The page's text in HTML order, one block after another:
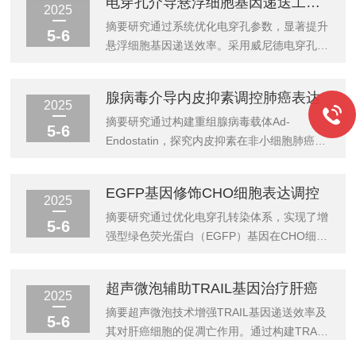
入技术。传统化学转化法受限于细胞壁结构障
碍（Peptidoglycan层厚度达25-30n...
需求、技术优势及典型应用场景三方面展开分
析：一、微生物基因导入仪的核心功能与技术
优势基因导入效率提升通过电穿孔、基因枪或
穿孔法为例，高压脉冲可在细胞膜上形成瞬时
纳米级孔道，使DNA分子直接进入细胞质，转
化效率较传统方法提升10倍以上，尤其适...
2025
5-6
摘要研究通过系统优化电穿孔参数，显著提升
悬浮细胞基因递送效率。采用威尼德电穿孔仪
后转染效率达92.3%，细胞活率85%，同时降
低试剂耗损量30%。结果表明，参数协同调控
可平衡递送效能与细胞损伤，为规模化基因治
递送，在CAR-T细胞改造、病毒载体生产等领
域应用广泛。然而，悬浮细胞因缺乏贴壁支
撑，对电穿孔参数敏感性显著高于...
2025
5-6
腺病毒介导内皮抑素调控肺癌表达
摘要研究通过构建重组腺病毒载体Ad-
Endostatin，探究内皮抑素在非小细胞肺癌
Westernblot及体内模型验证表达效果。结果
表明，Ad-Endostatin显著抑制肿瘤血管生成
（P引言肺癌是全球癌症致死率病因，其中血
作用低成为研究热点。然而，传统递送系统存
在表达不稳定、组织穿透性差等缺陷。腺病毒
载体凭借...
2025
5-6
EGFP基因修饰CHO细胞表达调控
摘要研究通过优化电穿孔转染体系，实现了增
强型绿色荧光蛋白（EGFP）基因在CHO细胞
以上，并通过分子杂交技术验证了基因整合稳
定性。实验结果表明，优化后的体系在保证细
胞存活率（90%）的同时，荧光信号强度较传
2025
5-6
超声微泡辅助TRAIL基因治疗肝癌
摘要超声微泡技术增强TRAIL基因递送效率及
其对肝癌细胞的促凋亡作用。通过构建TRAIL